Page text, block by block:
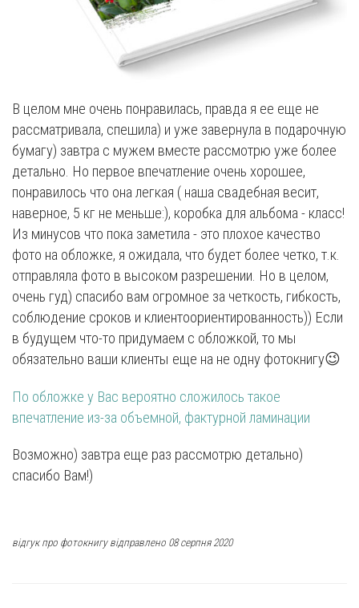
В целом мне очень понравилась, правда я ее еще не
рассматривала, спешила) и уже завернула в подарочную
бумагу) завтра с мужем вместе рассмотрю уже более
детально. Но первое впечатление очень хорошее,
понравилось что она легкая ( наша свадебная весит,
наверное, 5 кг не меньше:), коробка для альбома - класс!
Из минусов что пока заметила - это плохое качество
фото на обложке, я ожидала, что будет более четко, т.к.
отправляла фото в высоком разрешении. Но в целом,
очень гуд) спасибо вам огромное за четкость, гибкость,
соблюдение сроков и клиентоориентированность)) Если
в будущем что-то придумаем с обложкой, то мы
обязательно ваши клиенты еще на не одну фотокнигу😉
По обложке у Вас вероятно сложилось такое
впечатление из-за объемной, фактурной ламинации
Возможно) завтра еще раз рассмотрю детально)
спасибо Вам!)
відгук про фотокнигу відправлено 08 серпня 2020